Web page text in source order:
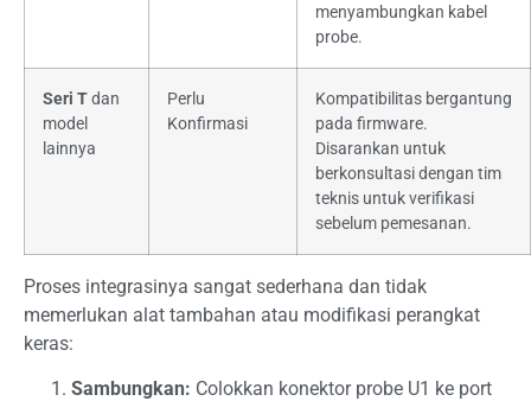
menyambungkan kabel
probe.
Seri Tdan
model
lainnya
Perlu
Konfirmasi
Kompatibilitas bergantung
pada firmware.
Disarankan untuk
berkonsultasi dengan tim
teknis untuk verifikasi
sebelum pemesanan.
Proses integrasinya sangat sederhana dan tidak
memerlukan alat tambahan atau modifikasi perangkat
keras:
Sambungkan: Colokkan konektor probe U1 ke port